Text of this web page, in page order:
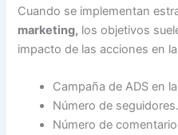
Cuando se implementan
marketing, los objetivos
impacto de las acciones en
Campaña de ADS en
Número de seguidores.
Número de